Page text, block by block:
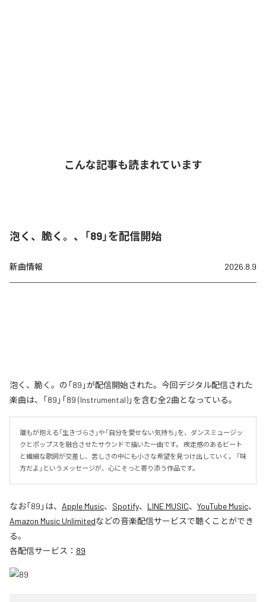
こんな記事も読まれています
泡く、脆く。、「89」を配信開始
新曲情報 2026.8.9
泡く、脆く。の「89」が配信開始された。今回デジタル配信された
楽曲は、「89」「89 (Instrumental)」を含む全2曲となっている。
誰もが抱える「生きづらさ」や「自分を愛せない気持ち」を、ダンスミュージッ
クとポップスを融合させたサウンドで描いた一曲です。 疾走感のあるビート
と繊細な歌詞が交差し、苦しさの中にも小さな希望を見つけ出していく。 「味
方だよ」というメッセージが、心にそっと寄り添う作品です。
なお「89 」は、 Apple Music、 Spotify、 LINE MUSIC、 YouTube Music、
Amazon Music Unlimitedなどの音楽配信サービスで聴くことができ
る。
各配信サービス： 89